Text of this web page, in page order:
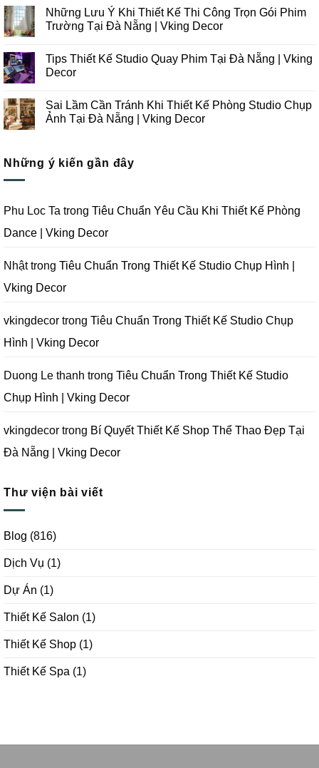
Hướng
Thiết
Kế
Studio
Chụp
Ảnh
Nẵng
Vking
bình
luận
ở
Ý
Trong
Thiết
Công
Trọn
Gói
Tại
Đà
Decor
Những Lưu Ý Khi Thiết Kế Thi Công Trọn Gói Phim
Trường Tại Đà Nẵng | Vking Decor
bình
luận
ở
Ý
Khi
Thiết
Trọn
Gói
Đà
Nẵng
Vking
Tips Thiết Kế Studio Quay Phim Tại Đà Nẵng | Vking
Decor
bình
luận
ở
Studio
Quay
Nẵng
|
Decor
Sai Lầm Cần Tránh Khi Thiết Kế Phòng Studio Chụp
Ảnh Tại Đà Nẵng | Vking Decor
luận
ở
Tránh
Khi
Kế
Chụp
Ảnh
Đà
Vking
Decor
Những ý kiến gần đây
Phu Loc Ta trong Tiêu Chuẩn Yêu Cầu Khi Thiết Kế Phòng
Dance | Vking Decor
Nhậttrong Tiêu Chuẩn Trong Thiết Kế Studio Chụp Hình |
Vking Decor
vkingdecor trong Tiêu Chuẩn Trong Thiết Kế Studio Chụp
Hình | Vking Decor
Duong Le thanh trong Tiêu Chuẩn Trong Thiết Kế Studio
Chụp Hình | Vking Decor
vkingdecor trong Bí Quyết Thiết Kế Shop Thể Thao Đẹp Tại
Đà Nẵng | Vking Decor
Thư viện bài viết
Blog (816)
Dịch Vụ (1)
Dự Án (1)
Thiết Kế Salon (1)
Thiết Kế Shop (1)
Thiết Kế Spa (1)